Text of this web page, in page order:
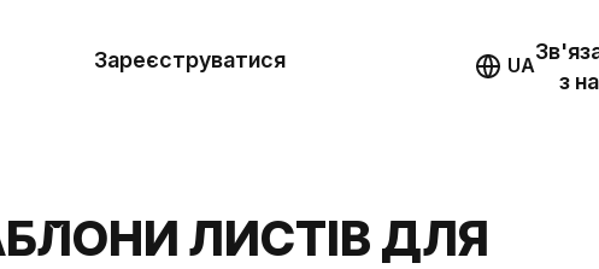
Зареєструватися UA
з
ЛИСТІВ ДЛЯ